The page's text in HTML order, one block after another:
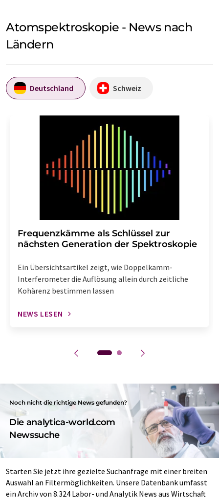
Atomspektroskopie - News nach
Ländern
Deutschland Schweiz
Frequenzkämme als Schlüssel zur
nächsten Generation der Spektroskopie
Ein Übersichtsartikel zeigt, wie Doppelkamm-
Interferometer die Auflösung allein durch zeitliche
Kohärenz bestimmen lassen
NEWS LESEN
Noch nicht die richtige News gefunden?
Die analytica-world.com
Newssuche
Starten Sie jetzt ihre gezielte Suchanfrage mit einer breiten
Auswahl an Filtermöglichkeiten. Unsere Datenbank umfasst
ein Archiv von 8.324 Labor- und Analytik News aus Wirtschaft